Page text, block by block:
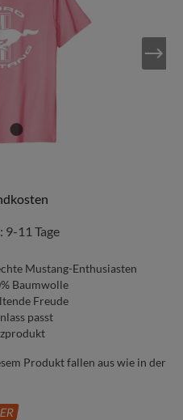
9-11 Tage
Mustang-Enthusiasten
Baumwolle
Freude
passt
Produkt fallen aus wie in der